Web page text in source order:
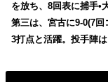
を放ち、8回表に捕手•
第三は、宮古に9-0(7
3打点と活躍。投手陣